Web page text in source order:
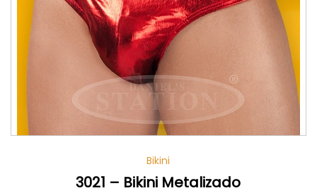
Bikini
3021 – Bikini Metalizado